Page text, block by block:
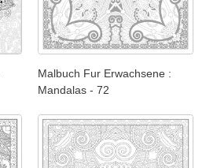
Malbuch Fur Erwachsene :
Mandalas - 72